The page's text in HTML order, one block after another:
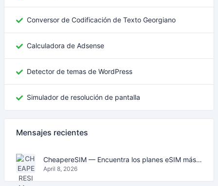
Conversor de Codificación de Texto Georgiano
Calculadora de Adsense
Detector de temas de WordPress
Simulador de resolución de pantalla
Mensajes recientes
CheapereSIM — Encuentra los planes eSIM más baratos para viajar en 2026
April 8, 2026